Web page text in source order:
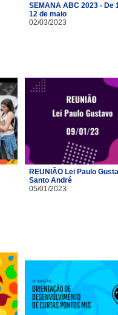
SEMANA ABC 2023 - De
12 de maio
02/03/2023
REUNIÃO Lei Paulo
Santo André
05/01/2023